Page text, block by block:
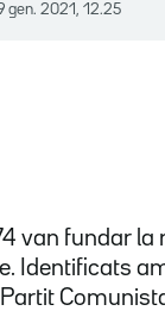
gen. 2021, 12.25
van fundar
Identificats